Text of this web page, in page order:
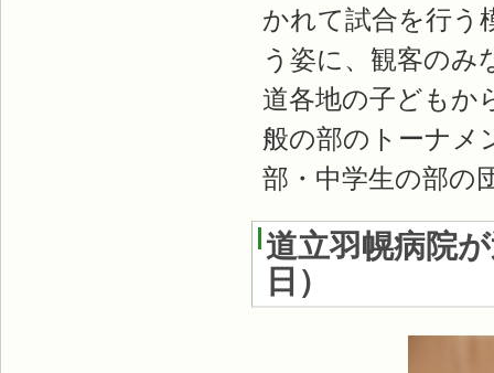
かれて試合を行う
う姿に、観客のみ
道各地の子どもか
般の部のトーナメ
部・中学生の部の
道立羽幌病院
日 ）